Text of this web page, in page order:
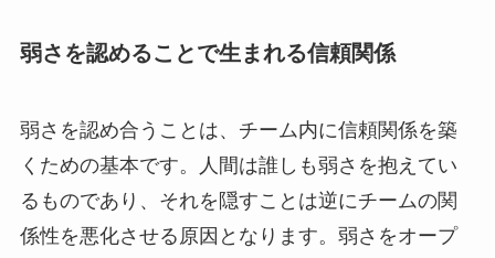
弱さを認めることで生まれる信頼関係
弱さを認め合うことは、チーム内に信頼関係を築
くための基本です。人間は誰しも弱さを抱えてい
るものであり、それを隠すことは逆にチームの関
係性を悪化させる原因となります。弱さをオープ